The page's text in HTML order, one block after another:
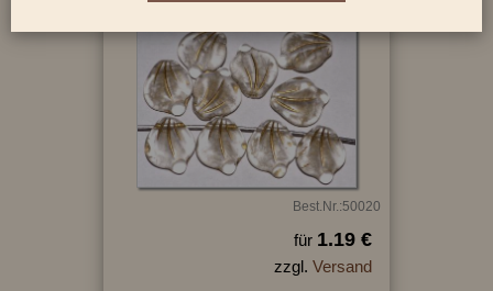
Best.Nr.:50020
für 1.19 €
zzgl. Versand